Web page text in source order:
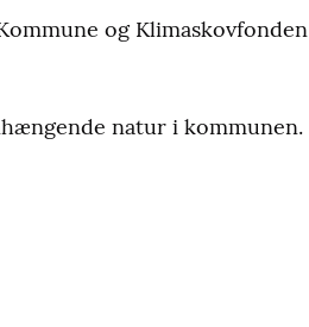
og Klimaskovfonden
natur i kommunen.